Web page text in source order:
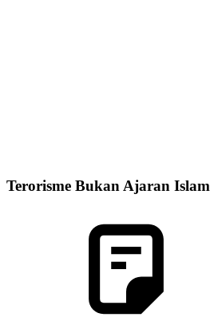
Terorisme Bukan Ajaran Islam